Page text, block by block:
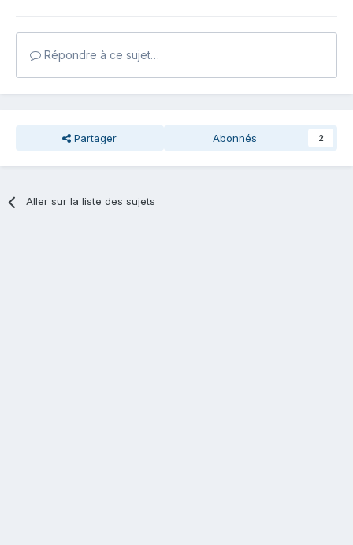
Répondre à ce sujet…
Partager Abonnés 2
Aller sur la liste des sujets